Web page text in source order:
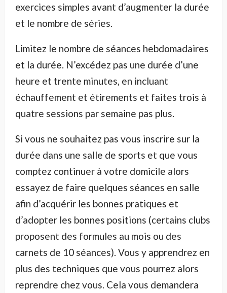
exercices simples avant d’augmenter la durée
et le nombre de séries.
Limitez le nombre de séances hebdomadaires
et la durée. N’excédez pas une durée d’une
heure et trente minutes, en incluant
échauffement et étirements et faites trois à
quatre sessions par semaine pas plus.
Si vous ne souhaitez pas vous inscrire sur la
durée dans une salle de sports et que vous
comptez continuer à votre domicile alors
essayez de faire quelques séances en salle
afin d’acquérir les bonnes pratiques et
d’adopter les bonnes positions (certains clubs
proposent des formules au mois ou des
carnets de 10 séances). Vous y apprendrez en
plus des techniques que vous pourrez alors
reprendre chez vous. Cela vous demandera